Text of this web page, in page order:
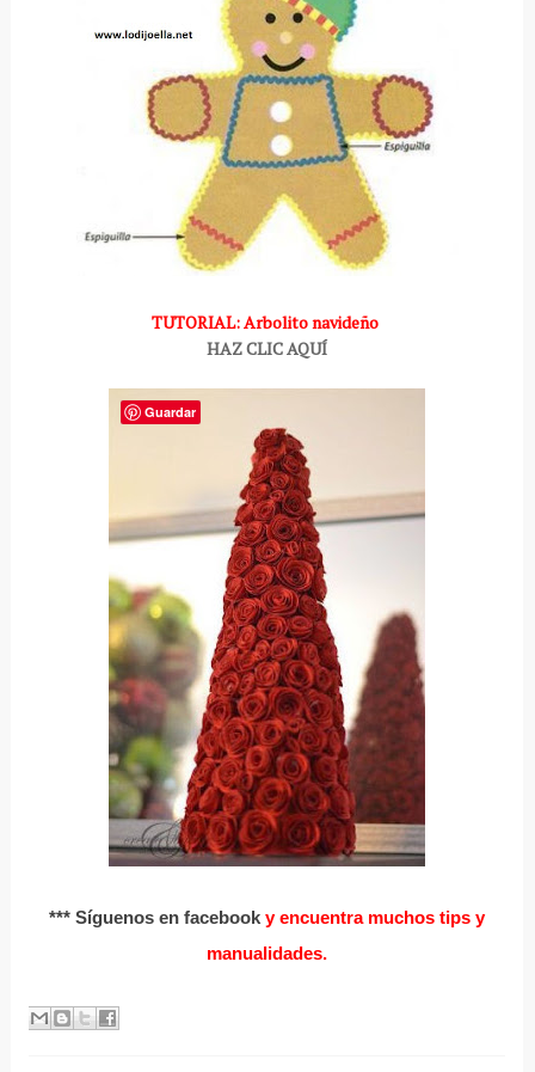
TUTORIAL: Arbolito navideño
HAZ CLIC AQUÍ
*** Síguenos en facebooky encuentra muchos tips y
manualidades.
Guardar